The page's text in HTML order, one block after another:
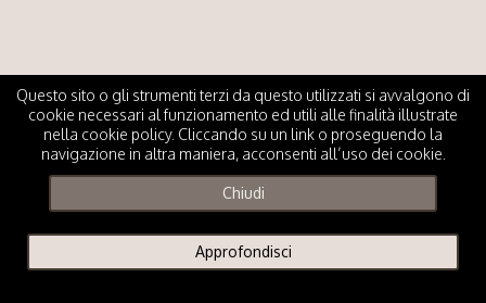
Questo sito o gli strumenti terzi da questo utilizzati si avvalgono di
cookie necessari al funzionamento ed utili alle finalità illustrate
nella cookie policy. Cliccando su un link o proseguendo la
navigazione in altra maniera, acconsenti all’uso dei cookie.
Chiudi
Approfondisci